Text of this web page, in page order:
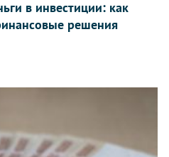
в инвестиции: как
решения